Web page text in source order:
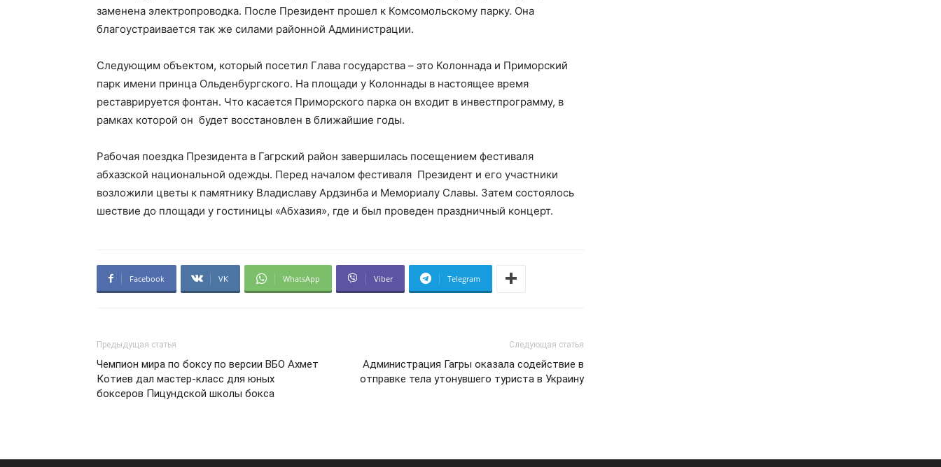
заменена электропроводка. После Президент прошел к Комсомольскому парку. Она
благоустраивается так же силами районной Администрации.
Следующим объектом, который посетил Глава государства – это Колоннада и Приморский
парк имени принца Ольденбургского. На площади у Колоннады в настоящее время
реставрируется фонтан. Что касается Приморского парка он входит в инвестпрограмму, в
рамках которой он будет восстановлен в ближайшие годы.
Рабочая поездка Президента в Гагрский район завершилась посещением фестиваля
абхазской национальной одежды. Перед началом фестиваля Президент и его участники
возложили цветы к памятнику Владиславу Ардзинба и Мемориалу Славы. Затем состоялось
шествие до площади у гостиницы «Абхазия», где и был проведен праздничный концерт.
Facebook VK WhatsApp Viber Telegram
Предыдущая статья
Чемпион мира по боксу по версии ВБО Ахмет
Котиев дал мастер-класс для юных
боксеров Пицундской школы бокса
Следующая статья
Администрация Гагры оказала содействие в
отправке тела утонувшего туриста в Украину